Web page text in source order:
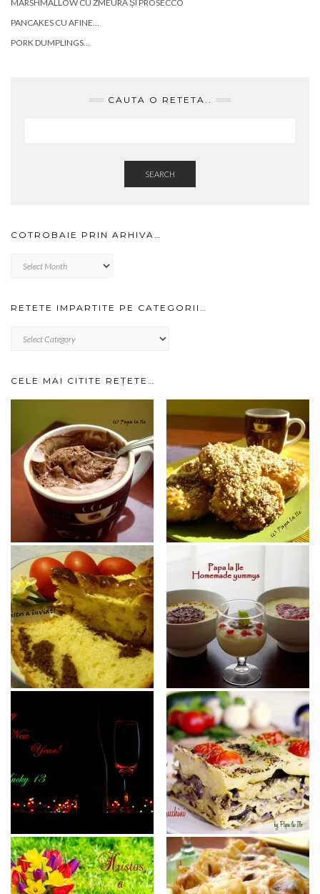
MARSHMALLOW CU ZMEURĂ ȘI PROSECCO
PANCAKES CU AFINE…
PORK DUMPLINGS…
CAUTA O RETETA..
SEARCH
COTROBAIE PRIN ARHIVA…
prin
RETETE IMPARTITE PE CATEGORII…
IMPARTITE
CELE MAI CITITE REȚETE…